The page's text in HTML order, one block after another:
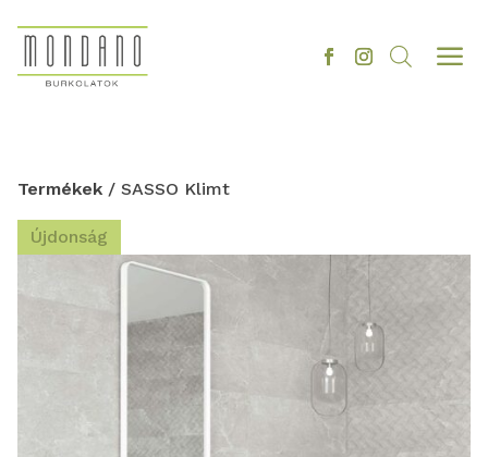
a
Termékek / SASSO Klimt
Újdonság